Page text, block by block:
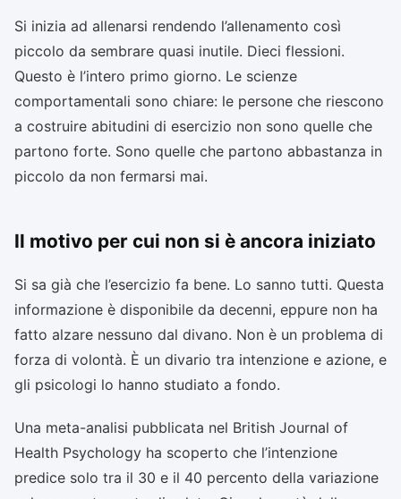
Si inizia ad allenarsi rendendo l’allenamento così
piccolo da sembrare quasi inutile. Dieci flessioni.
Questo è l’intero primo giorno. Le scienze
comportamentali sono chiare: le persone che riescono
a costruire abitudini di esercizio non sono quelle che
partono forte. Sono quelle che partono abbastanza in
piccolo da non fermarsi mai.
Il motivo per cui non si è ancora iniziato
Si sa già che l’esercizio fa bene. Lo sanno tutti. Questa
informazione è disponibile da decenni, eppure non ha
fatto alzare nessuno dal divano. Non è un problema di
forza di volontà. È un divario tra intenzione e azione, e
gli psicologi lo hanno studiato a fondo.
Una meta-analisi pubblicata nel British Journal of
Health Psychology ha scoperto che l’intenzione
predice solo tra il 30 e il 40 percento della variazione